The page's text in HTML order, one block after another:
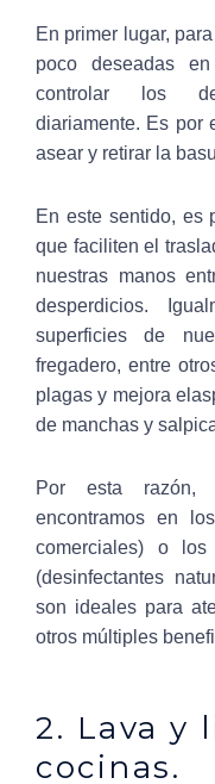
En primer lugar,
poco deseadas
controlar los
diariamente. Es por
asear y retirar la
En este sentido, es
que faciliten el
nuestras manos
desperdicios.
superficies de
fregadero, entre
plagas y mejora
de manchas y
Por esta razón,
encontramos en
comerciales) o
(desinfectantes
son ideales para
otros múltiples
2. Lava y
cocinas.